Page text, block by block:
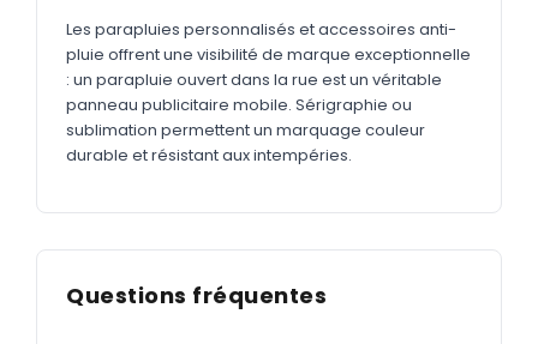
Les parapluies personnalisés et accessoires anti-
pluie offrent une visibilité de marque exceptionnelle
: un parapluie ouvert dans la rue est un véritable
panneau publicitaire mobile. Sérigraphie ou
sublimation permettent un marquage couleur
durable et résistant aux intempéries.
Questions fréquentes